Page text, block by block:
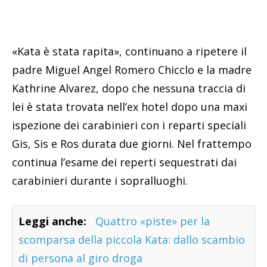
«Kata è stata rapita», continuano a ripetere il
padre Miguel Angel Romero Chicclo e la madre
Kathrine Alvarez, dopo che nessuna traccia di
lei è stata trovata nell’ex hotel dopo una maxi
ispezione dei carabinieri con i reparti speciali
Gis, Sis e Ros durata due giorni. Nel frattempo
continua l’esame dei reperti sequestrati dai
carabinieri durante i sopralluoghi.
Leggi anche:
Quattro «piste» per la
scomparsa della piccola Kata: dallo scambio
di persona al giro droga